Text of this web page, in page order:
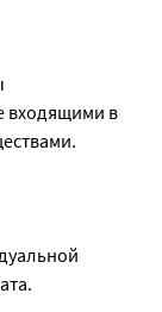
входящими в